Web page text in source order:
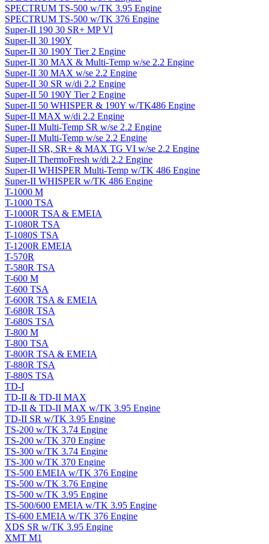
SPECTRUM TS-500 w/TK 3.95 Engine
SPECTRUM TS-500 w/TK 376 Engine
Super-II 190 30 SR+ MP VI
Super-II 30 190Y
Super-II 30 190Y Tier 2 Engine
Super-II 30 MAX & Multi-Temp w/se 2.2 Engine
Super-II 30 MAX w/se 2.2 Engine
Super-II 30 SR w/di 2.2 Engine
Super-II 50 190Y Tier 2 Engine
Super-II 50 WHISPER & 190Y w/TK486 Engine
Super-II MAX w/di 2.2 Engine
Super-II Multi-Temp SR w/se 2.2 Engine
Super-II Multi-Temp w/se 2.2 Engine
Super-II SR, SR+ & MAX TG VI w/se 2.2 Engine
Super-II ThermoFresh w/di 2.2 Engine
Super-II WHISPER Multi-Temp w/TK 486 Engine
Super-II WHISPER w/TK 486 Engine
T-1000 M
T-1000 TSA
T-1000R TSA & EMEIA
T-1080R TSA
T-1080S TSA
T-1200R EMEIA
T-570R
T-580R TSA
T-600 M
T-600 TSA
T-600R TSA & EMEIA
T-680R TSA
T-680S TSA
T-800 M
T-800 TSA
T-800R TSA & EMEIA
T-880R TSA
T-880S TSA
TD-I
TD-II & TD-II MAX
TD-II & TD-II MAX w/TK 3.95 Engine
TD-II SR w/TK 3.95 Engine
TS-200 w/TK 3.74 Engine
TS-200 w/TK 370 Engine
TS-300 w/TK 3.74 Engine
TS-300 w/TK 370 Engine
TS-500 EMEIA w/TK 376 Engine
TS-500 w/TK 3.76 Engine
TS-500 w/TK 3.95 Engine
TS-500/600 EMEIA w/TK 3.95 Engine
TS-600 EMEIA w/TK 376 Engine
XDS SR w/TK 3.95 Engine
XMT M1